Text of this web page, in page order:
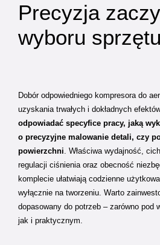
Precyzja
wyboru sprzętu
Dobór odpowiedniego kompresora do
uzyskania trwałych i dokładnych
odpowiadać specyfice pracy, jaką
o precyzyjne malowanie detali, czy
powierzchni. Właściwa wydajność,
regulacji ciśnienia oraz obecność
komplecie ułatwiają codzienne
wyłącznie na tworzeniu. Warto
dopasowany do potrzeb – zarówno pod
jak i praktycznym.